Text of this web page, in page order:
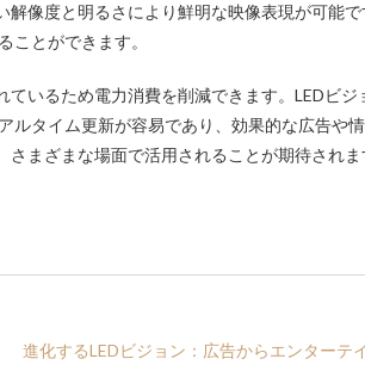
像度と明るさにより鮮明な映像表現が可能
ことができます。
いるため電力消費を削減できます。LEDビ
ルタイム更新が容易であり、効果的な広告や
まざまな場面で活用されることが期待されま
進化するLEDビジョン：広告からエンターテ